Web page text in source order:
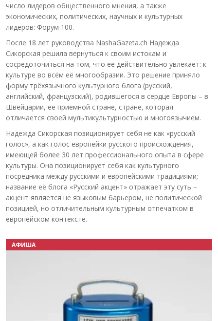
число лидеров общественного мнения, а также
экономических, политических, научных и культурных
лидеров: Форум 100.
После 18 лет руководства NashaGazeta.ch Надежда
Сикорская решила вернуться к своим истокам и
сосредоточиться на том, что её действительно увлекает: к
культуре во всём её многообразии. Это решение приняло
форму трёхязычного культурного блога (русский,
английский, французский), родившегося в сердце Европы – в
Швейцарии, её приёмной стране, стране, которая
отличается своей мультикультурностью и многоязычием.
Надежда Сикорская позиционирует себя не как «русский
голос», а как голос европейки русского происхождения,
имеющей более 30 лет профессионального опыта в сфере
культуры. Она позиционирует себя как культурного
посредника между русскими и европейскими традициями;
название её блога «Русский акцент» отражает эту суть –
акцент является не языковым барьером, не политической
позицией, но отличительным культурным отпечатком в
европейском контексте.
АФИША